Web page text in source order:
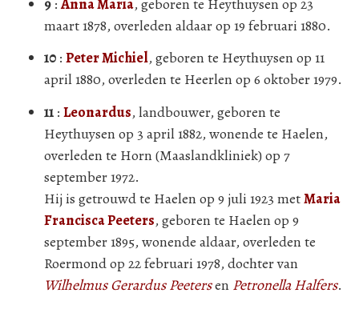
maart 1878, overleden aldaar op 19 februari 1880.
10 : Peter Michiel, geboren te Heythuysen op 11
april 1880, overleden te Heerlen op 6 oktober 1979.
11 : Leonardus, landbouwer, geboren te
Heythuysen op 3 april 1882, wonende te Haelen,
overleden te Horn (Maaslandkliniek) op 7
september 1972.
Hij is getrouwd te Haelen op 9 juli 1923 metMaria
Francisca Peeters, geboren te Haelen op 9
september 1895, wonende aldaar, overleden te
Roermond op 22 februari 1978, dochter van
Wilhelmus Gerardus Peetersen Petronella Halfers.